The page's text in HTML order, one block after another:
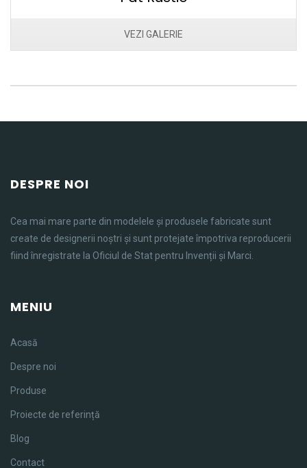
VEZI GALERIE
DESPRE NOI
Cea mai mare parte din modelele și produsele fabricate sunt
create de designerii noștri și sunt protejate împotriva reproducerii
fiind înregistrate la Oficiul de Stat pentru Invenții și Marci.
MENIU
Acasă
Despre noi
Produse
Proiecte de referință
Blog
Contact